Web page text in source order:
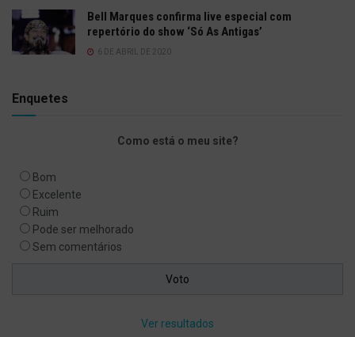
Bell Marques confirma live especial com
repertório do show ‘Só As Antigas’
6 DE ABRIL DE 2020
Enquetes
Como está o meu site?
Bom
Excelente
Ruim
Pode ser melhorado
Sem comentários
Ver resultados